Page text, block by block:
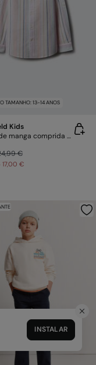
TAMANHO: 13-14 ANOS
Kids
Camisa de manga comprida às riscas verde para menino
€
17,00 €
INSTALAR